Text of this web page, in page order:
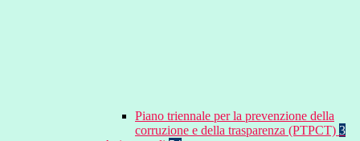
Piano triennale per la prevenzione della
corruzione e della trasparenza (PTPCT) 3